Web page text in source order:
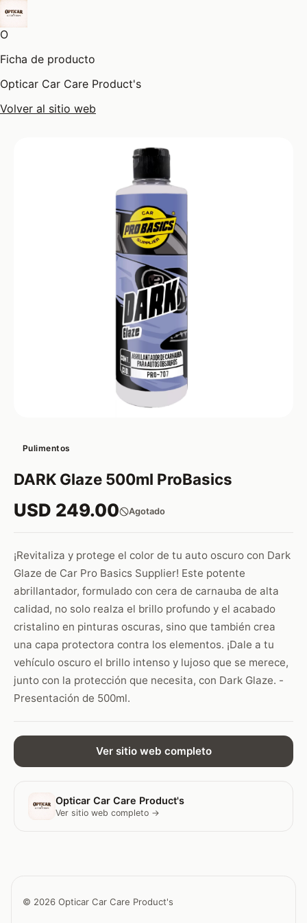
O
Ficha de producto
Opticar Car Care Product's
Volver al sitio web
Pulimentos
DARK Glaze 500ml ProBasics
USD 249.00 Agotado
¡Revitaliza y protege el color de tu auto oscuro con Dark
Glaze de Car Pro Basics Supplier! Este potente
abrillantador, formulado con cera de carnauba de alta
calidad, no solo realza el brillo profundo y el acabado
cristalino en pinturas oscuras, sino que también crea
una capa protectora contra los elementos. ¡Dale a tu
vehículo oscuro el brillo intenso y lujoso que se merece,
junto con la protección que necesita, con Dark Glaze. -
Presentación de 500ml.
Ver sitio web completo
Opticar Car Care Product's
Ver sitio web completo →
© 2026 Opticar Car Care Product's